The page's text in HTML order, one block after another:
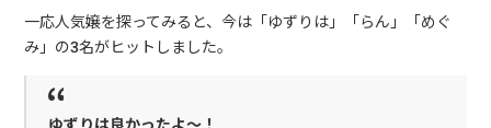
一応人気嬢を探ってみると、今は「ゆずりは」「らん」「めぐ
み」の3名がヒットしました。